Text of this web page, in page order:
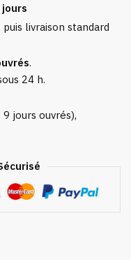
jours
livraison standard
.
24 h.
jours ouvrés),